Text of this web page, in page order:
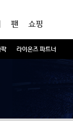
라이온즈 파트너
팬 쇼핑